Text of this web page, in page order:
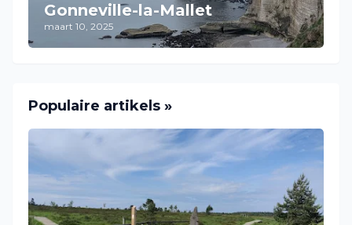
Gonneville-la-Mallet
maart 10, 2025
Populaire artikels »